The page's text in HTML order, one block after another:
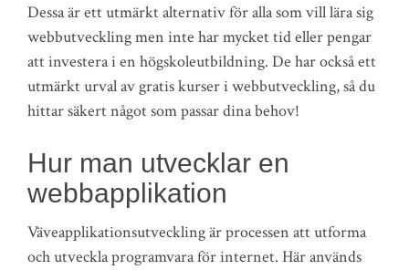
Dessa är ett utmärkt alternativ för alla som vill lära sig
webbutveckling men inte har mycket tid eller pengar
att investera i en högskoleutbildning. De har också ett
utmärkt urval av gratis kurser i webbutveckling, så du
hittar säkert något som passar dina behov!
Hur man utvecklar en
webbapplikation
Väveapplikationsutveckling är processen att utforma
och utveckla programvara för internet. Här används